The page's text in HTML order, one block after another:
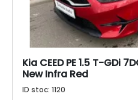
Kia CEED PE 1.5 T-GDi
New Infra Red
ID stoc: 1120